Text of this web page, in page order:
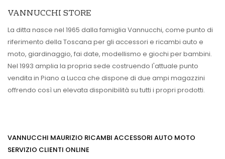
VANNUCCHI STORE
La ditta nasce nel 1965 dalla famiglia Vannucchi, come punto di
riferimento della Toscana per gli accessori e ricambi auto e
moto, giardinaggio, fai date, modellismo e giochi per bambini.
Nel 1993 amplia la propria sede costruendo l'attuale punto
vendita in Piano a Lucca che dispone di due ampi magazzini
offrendo così un elevata disponibilità su tutti i propri prodotti.
VANNUCCHI MAURIZIO RICAMBI ACCESSORI AUTO MOTO
SERVIZIO CLIENTI ONLINE